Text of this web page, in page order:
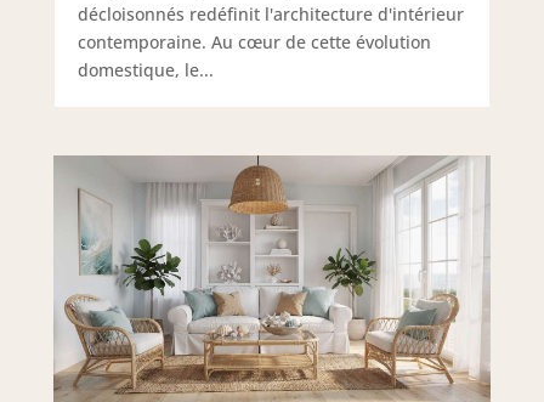
décloisonnés redéfinit l'architecture d'intérieur
contemporaine. Au cœur de cette évolution
domestique, le...